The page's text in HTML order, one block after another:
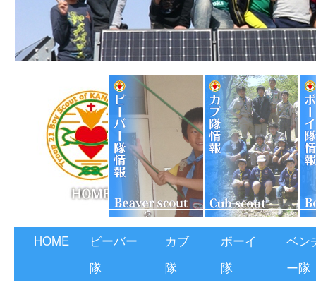
HOME
ビーバー
隊
カブ
隊
ボーイ
隊
ベン
ー隊